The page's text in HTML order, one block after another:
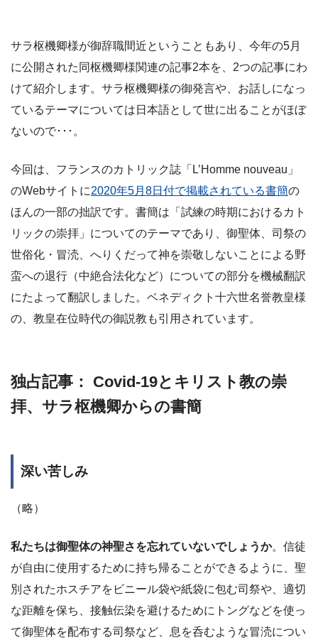
サラ枢機卿様が御辞職間近ということもあり、今年の5月
に公開された同枢機卿様関連の記事2本を、2つの記事にわ
けて紹介します。サラ枢機卿様の御発言や、お話しになっ
ているテーマについては日本語として世に出ることがほぼ
ないので･･･。
今回は、フランスのカトリック誌「L’Homme nouveau」
のWebサイトに2020年5月8日付で掲載されている書簡の
ほんの一部の拙訳です。書簡は「試練の時期におけるカト
リックの崇拝」についてのテーマであり、御聖体、司祭の
世俗化・冒涜、へりくだって神を崇敬しないことによる野
蛮への退行（中絶合法化など）についての部分を機械翻訳
にたよって翻訳しました。ベネディクト十六世名誉教皇様
の、教皇在位時代の御説教も引用されています。
独占記事： Covid-19とキリスト教の崇
拝、サラ枢機卿からの書簡
深い苦しみ
（略）
私たちは御聖体の神聖さを忘れていないでしょうか。信徒
が自由に使用するために持ち帰ることができるように、聖
別されたホスチアをビニール袋や紙袋に包む司祭や、適切
な距離を保ち、接触伝染を避けるためにトングなどを使っ
て御聖体を配布する司祭など、息を呑むような冒涜につい